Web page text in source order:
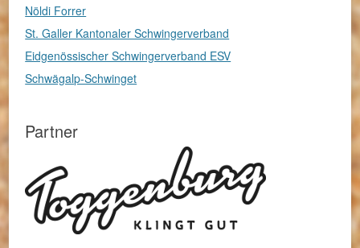
Nöldi Forrer
St. Galler Kantonaler Schwingerverband
Eidgenössischer Schwingerverband ESV
Schwägalp-Schwinget
Partner